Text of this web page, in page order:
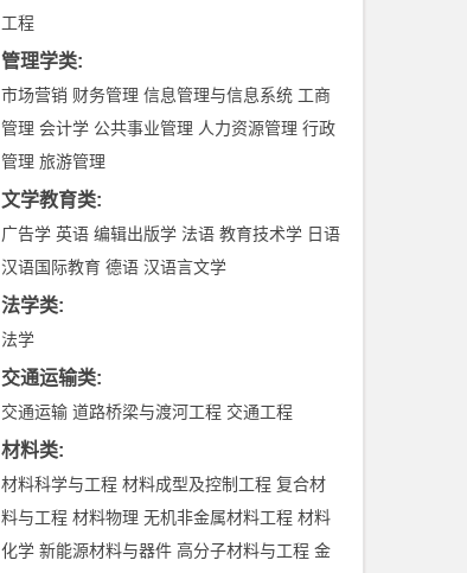
工程
管理学类:
市场营销 财务管理 信息管理与信息系统 工商
管理 会计学 公共事业管理 人力资源管理 行政
管理 旅游管理
文学教育类:
广告学 英语 编辑出版学 法语 教育技术学 日语
汉语国际教育 德语 汉语言文学
法学类:
法学
交通运输类:
交通运输 道路桥梁与渡河工程 交通工程
材料类:
材料科学与工程 材料成型及控制工程 复合材
料与工程 材料物理 无机非金属材料工程 材料
化学 新能源材料与器件 高分子材料与工程 金